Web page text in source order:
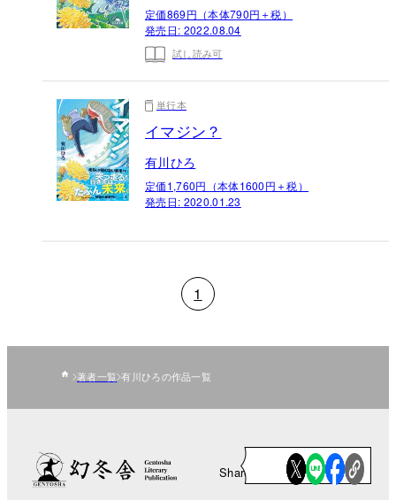
定価869円（本体790円＋税）
発売日: 2022.08.04
試し読み可
単行本
イマジン？
有川ひろ
定価1,760円（本体1600円＋税）
発売日: 2020.01.23
1
著者一覧 有川ひろの作品一覧
Share